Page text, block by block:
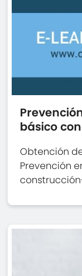
básico
Obtención
Prevención